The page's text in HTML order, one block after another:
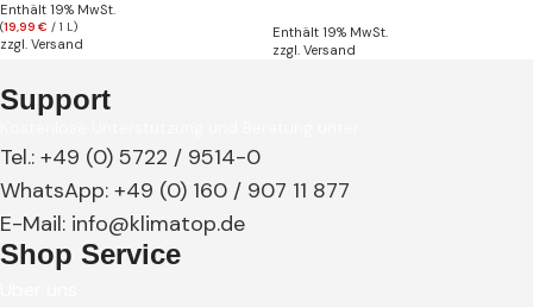
Enthält 19% MwSt.
(19,99 € / 1 L)
zzgl. Versand
Enthält 19% MwSt.
zzgl. Versand
Support
Tel.: +49 (0) 5722 / 9514-0
WhatsApp: +49 (0) 160 / 907 11 877
E-Mail: info@klimatop.de
Shop Service